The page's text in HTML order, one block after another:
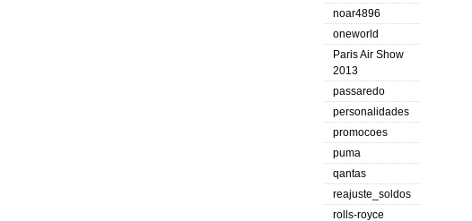
noar4896
oneworld
Paris Air Show
2013
passaredo
personalidades
promocoes
puma
qantas
reajuste_soldos
rolls-royce